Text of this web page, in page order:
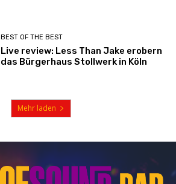
BEST OF THE BEST
Live review: Less Than Jake erobern
das Bürgerhaus Stollwerk in Köln
Mehr laden